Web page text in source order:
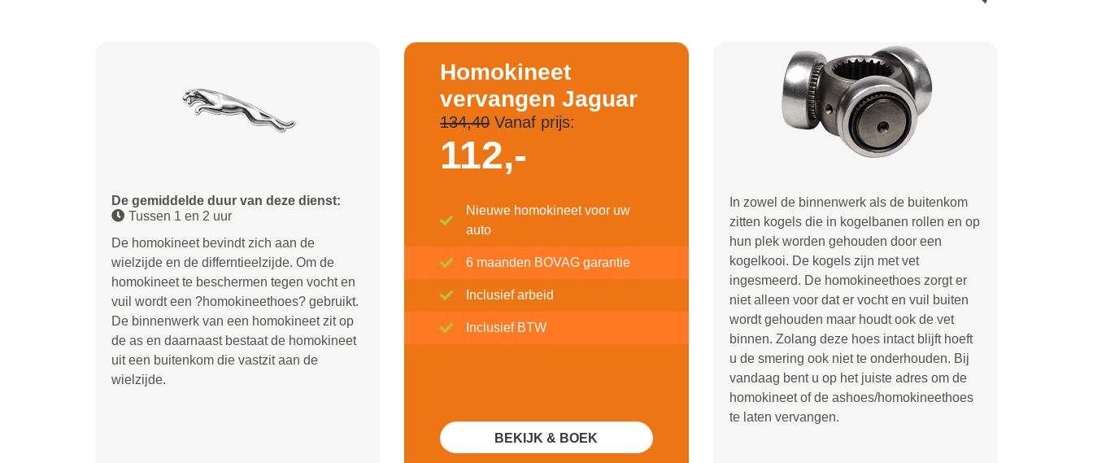
De gemiddelde duur van deze dienst:
Tussen 1 en 2 uur
De homokineet bevindt zich aan de
wielzijde en de differntieelzijde. Om de
homokineet te beschermen tegen vocht en
vuil wordt een ?homokineethoes? gebruikt.
De binnenwerk van een homokineet zit op
de as en daarnaast bestaat de homokineet
uit een buitenkom die vastzit aan de
wielzijde.
Homokineet
vervangen Jaguar
134,40Vanaf prijs:
112,-
Nieuwe homokineet voor uw
auto
6 maanden BOVAG garantie
Inclusief arbeid
Inclusief BTW
BEKIJK & BOEK
In zowel de binnenwerk als de buitenkom
zitten kogels die in kogelbanen rollen en op
hun plek worden gehouden door een
kogelkooi. De kogels zijn met vet
ingesmeerd. De homokineethoes zorgt er
niet alleen voor dat er vocht en vuil buiten
wordt gehouden maar houdt ook de vet
binnen. Zolang deze hoes intact blijft hoeft
u de smering ook niet te onderhouden. Bij
vandaag bent u op het juiste adres om de
homokineet of de ashoes/homokineethoes
te laten vervangen.